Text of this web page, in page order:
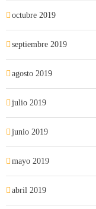
octubre 2019
septiembre 2019
agosto 2019
julio 2019
junio 2019
mayo 2019
abril 2019